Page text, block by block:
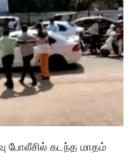
போலீசில் கடந்த மாதம்